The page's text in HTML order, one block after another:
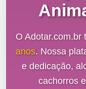
O Adotar.com.br
anos. Nossa
e dedicação,
cachorros